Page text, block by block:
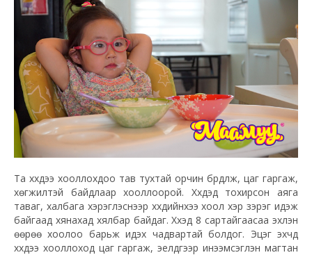
Та хүүхдээ хооллохдоо тав тухтай орчин бүрдүүлж, цаг гаргаж,
хөгжилтэй байдлаар хооллоорой. Хүүхдэд тохирсон аяга
таваг, халбага хэрэглэснээр хүүхдийнхээ хоол хэр зэрэг идэж
байгаад хянахад хялбар байдаг. Хүүхэд 8 сартайгаасаа эхлэн
өөрөө хоолоо барьж идэх чадвартай болдог. Эцэг эхчүүд
хүүхдээ хооллоход цаг гаргаж, эелдгээр инээмсэглэн магтан